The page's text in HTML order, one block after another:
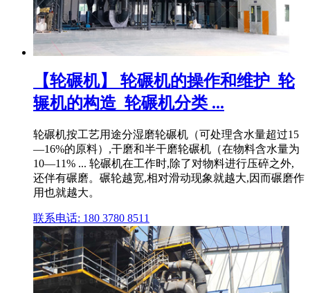
【轮碾机】 轮碾机的操作和维护_轮
辗机的构造_轮碾机分类 ...
轮碾机按工艺用途分湿磨轮碾机（可处理含水量超过15
—16%的原料）,干磨和半干磨轮碾机（在物料含水量为
10—11% ... 轮碾机在工作时,除了对物料进行压碎之外,
还伴有碾磨。碾轮越宽,相对滑动现象就越大,因而碾磨作
用也就越大。
联系电话: 180 3780 8511